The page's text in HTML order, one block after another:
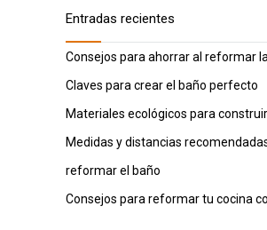
Entradas recientes
Consejos para ahorrar al reformar
Claves para crear el baño perfecto
Materiales ecológicos para
Medidas y distancias
reformar el baño
Consejos para reformar tu cocina